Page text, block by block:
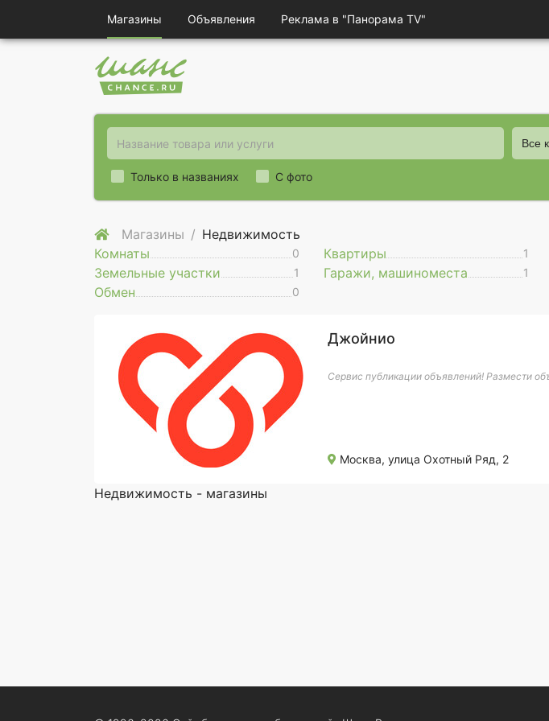
Магазины Объявления Реклама в "Панорама TV"
Все
Только в названиях С фото
Магазины
Недвижимость
Комнаты
0 Квартиры 1
Земельные участки 1 Гаражи, машиноместа 1
Обмен 0
Джойнио
Сервис публикации объявлений! Размести
Москва, улица Охотный Ряд, 2
Недвижимость - магазины